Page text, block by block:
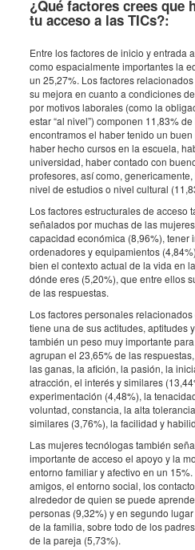
¿Qué factores crees que
tu acceso a las TICs?:
Entre los factores de inicio y entrada
como espacialmente importantes la
un 25,27%. Los factores
su mejora en cuanto a condiciones
por motivos laborales (como la
estar “al nivel”) componen 11,83%
encontramos el haber tenido un
haber hecho cursos en la escuela,
universidad, haber contado con
profesores, así como,
nivel de estudios o nivel cultural
Los factores estructurales de acceso
señalados por muchas de las
capacidad económica (8,96%), tener
ordenadores y equipamientos
bien el contexto actual de la vida en
dónde eres (5,20%), que entre ellos
de las respuestas.
Los factores personales
tiene una de sus actitudes, aptitudes
también un peso muy importante
agrupan el 23,65% de las
las ganas, la afición, la pasión, la
atracción, el interés y similares
experimentación (4,48%), la
voluntad, constancia, la alta
similares (3,76%), la facilidad y
Las mujeres tecnólogas también
importante de acceso el apoyo y la
entorno familiar y afectivo en un
amigos, el entorno social, los
alrededor de quien se puede
personas (9,32%) y en segundo
de la familia, sobre todo de los
de la pareja (5,73%).